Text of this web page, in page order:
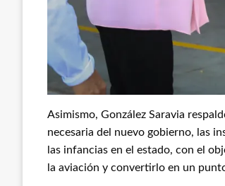
Asimismo, González Saravia
necesaria del nuevo gobierno, las
las infancias en el estado, con el
la aviación y convertirlo en un